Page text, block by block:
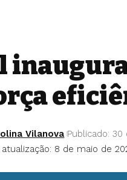
8 de maio de
Vilanova Publicado: